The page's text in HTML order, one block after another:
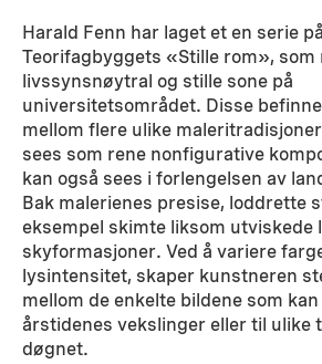
Harald Fenn har laget et en serie
Teorifagbyggets «Stille rom»,
livssynsnøytral og stille sone på
universitetsområdet. Disse
mellom flere ulike
sees som rene nonfigurative
kan også sees i forlengelsen av
Bak malerienes presise, loddrette
eksempel skimte liksom utviskede
skyformasjoner. Ved å variere
lysintensitet, skaper kunstneren
mellom de enkelte bildene som
årstidenes vekslinger eller til ulike
døgnet.